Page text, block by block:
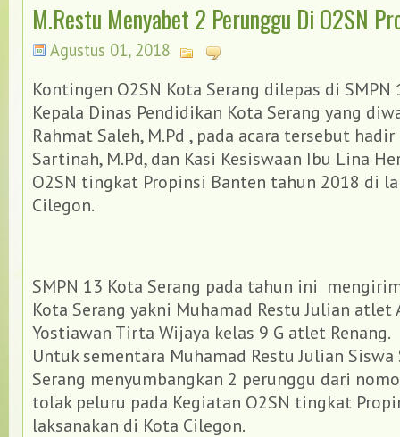
M.Restu Menyabet 2 Perunggu Di O2SN
Agustus 01, 2018
Kontingen O2SN Kota Serang dilepas di SMPN
Kepala Dinas Pendidikan Kota Serang yang
Rahmat Saleh, M.Pd , pada acara tersebut
Sartinah, M.Pd, dan Kasi Kesiswaan Ibu Lina
O2SN tingkat Propinsi Banten tahun 2018 di
Cilegon.
SMPN 13 Kota Serang pada tahun ini
Kota Serang yakni Muhamad Restu Julian
Yostiawan Tirta Wijaya kelas 9 G atlet Renang.
Untuk sementara Muhamad Restu Julian Siswa
Serang menyumbangkan 2 perunggu dari
tolak peluru pada Kegiatan O2SN tingkat
laksanakan di Kota Cilegon.